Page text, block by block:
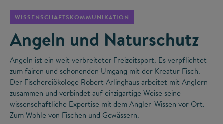
WISSENSCHAFTSKOMMUNIKATION
Angeln und Naturschutz
Angeln ist ein weit verbreiteter Freizeitsport. Es verpflichtet
zum fairen und schonenden Umgang mit der Kreatur Fisch.
Der Fischereiökologe Robert Arlinghaus arbeitet mit Anglern
zusammen und verbindet auf einzigartige Weise seine
wissenschaftliche Expertise mit dem Angler-Wissen vor Ort.
Zum Wohle von Fischen und Gewässern.